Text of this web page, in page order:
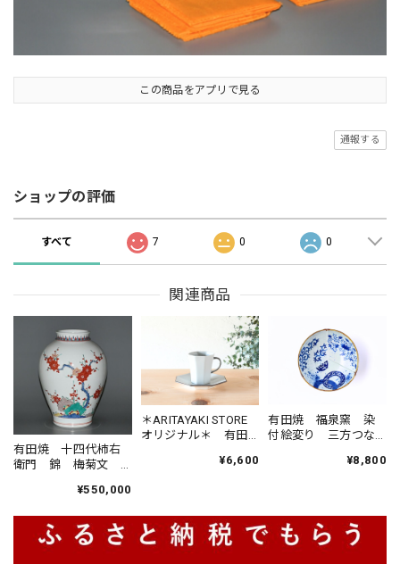
この商品をアプリで見る
通報する
ショップの評価
すべて 7 0 0
関連商品
有田焼 十四代柿右
衛門 錦 梅菊文
箱 現品限り¥550,000
＊ARITAYAKI STORE
オリジナル＊ 有田
八角コーヒー碗皿
¥6,600
有田焼 福泉窯 染
付絵変り 三方つな
¥8,800